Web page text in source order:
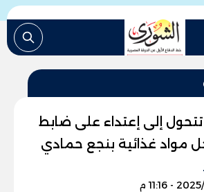
إلى إعتداء على ضابط
مواد غذائية بنجع حمادي